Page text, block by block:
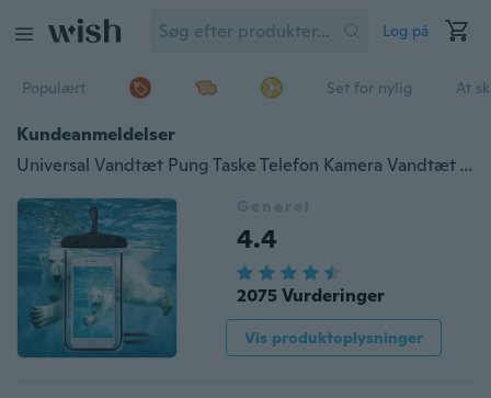
Log på
Populært Set for nylig At
Kundeanmeldelser
Universal Vandtæt Pung Taske Telefon Kamera Vandtæt Tasker Lysende Drifting Sportstasker Undervands Svømmetelefonpose
Generel
4.4
2075 Vurderinger
Vis produktoplysninger